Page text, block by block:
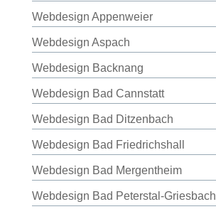
Webdesign Appenweier
Webdesign Aspach
Webdesign Backnang
Webdesign Bad Cannstatt
Webdesign Bad Ditzenbach
Webdesign Bad Friedrichshall
Webdesign Bad Mergentheim
Webdesign Bad Peterstal-Griesbach